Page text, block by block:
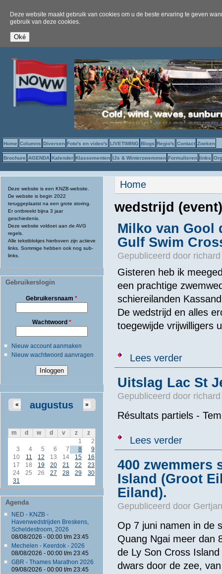
Deze website maakt gebruik van cookies om u de beste ervaring te geven
gebruik van deze cookies.
Home Columns Diversen Foto's en video's LIVETIMING Blogs Regio's Contact Zoeken
Brochure AGENDA Kalender Klassementen IJs & Winterzwemmen Formulieren links
Deze website is een KNZB-website.
De website is begin 2022
teruggeplaatst na een grote storing.
Er ontbreekt bijna 3 jaar
geschiedenis.
Deze website voldoet aan de AVG
regels.
Alle tekstblokjes hierboven zijn actieve
links. Sommige hebben ook nog sub-
links.
Gebruikerslogin
Gebruikersnaam*
Wachtwoord *
Nieuw account aanmaken
Nieuw wachtwoord aanvragen
augustus
« »
m d w d v z
z
1
2
3
4 5 6 7 8
9
10
11 12 13 14 15
16
17
18 19 20 21 22
23
24
25 26 27 28 29
30
31
Agenda
NED - KNZB -
Havenwedstrijden Breskens,
Scheldestroom, 2026
08/08/2026 - 00:00t/m 23:45
Mechelen - Keerdok - 2026
08/08/2026 - 00:00t/m 23:45
GBR - Thames Marathon 2026
09/08/2026 - 00:00t/m 23:45
U bent hier
Home
wedstrijd
Milko van Gool
Gulf Swim
Gepubliceerd door
Gisteren heb ik
een prachtige
schiereilanden
De wedstrijd en alles
toegewijde vrijwilligers
Lees verderover Milko
Uitslag Lac St
Gepubliceerd door
Résultats partiels -
Lees verderover Uitslag
400 zwemmers
Island (Groot
Eiland).
Gepubliceerd door
Op 7 juni namen in de
Quang Ngai meer dan
de Ly Son Cross
dwars door de zee,